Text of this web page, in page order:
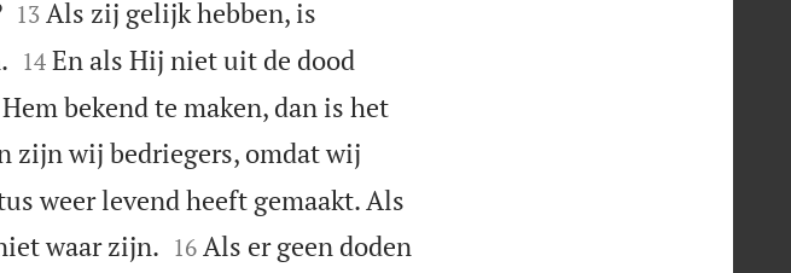

13 Als zij gelijk hebben, is

14 En als Hij niet uit de dood
bekend te maken, dan is het
zijn wij bedriegers, omdat wij
weer levend heeft gemaakt. Als
waar zijn.
16 Als er geen doden